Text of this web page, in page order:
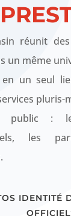
réunit
un même
en un seul
pluris-
public :
les
IDENTITÉ